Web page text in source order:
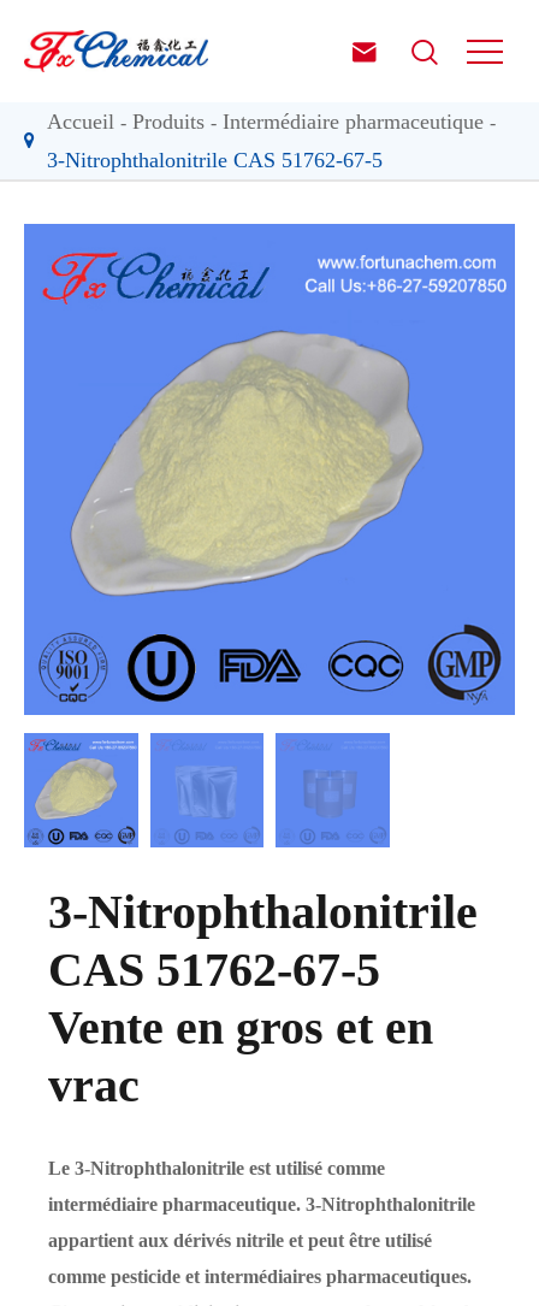
 
Accueil Produits
Intermédiaire pharmaceutique
3-Nitrophthalonitrile CAS 51762-67-5
3-Nitrophthalonitrile
CAS 51762-67-5
Vente en gros et en
vrac
Le 3-Nitrophthalonitrile est utilisé comme
intermédiaire pharmaceutique. 3-Nitrophthalonitrile
appartient aux dérivés nitrile et peut être utilisé
comme pesticide et intermédiaires pharmaceutiques.